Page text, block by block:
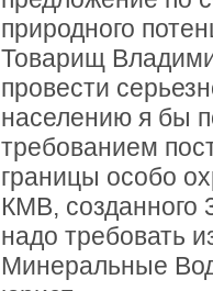
природного
Товарищ
провести
населению я бы
требованием
границы особо
КМВ, созданного
надо требовать
Минеральные